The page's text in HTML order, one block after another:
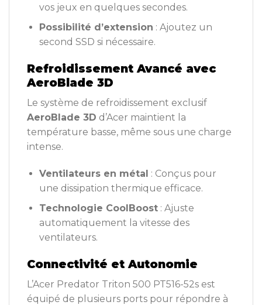
vos jeux en quelques secondes.
Possibilité d’extension : Ajoutez un
second SSD si nécessaire.
Refroidissement Avancé avec
AeroBlade 3D
Le système de refroidissement exclusif
AeroBlade 3D d’Acer maintient la
température basse, même sous une charge
intense.
Ventilateurs en métal : Conçus pour
une dissipation thermique efficace.
Technologie CoolBoost: Ajuste
automatiquement la vitesse des
ventilateurs.
Connectivité et Autonomie
L’Acer Predator Triton 500 PT516-52s est
équipé de plusieurs ports pour répondre à